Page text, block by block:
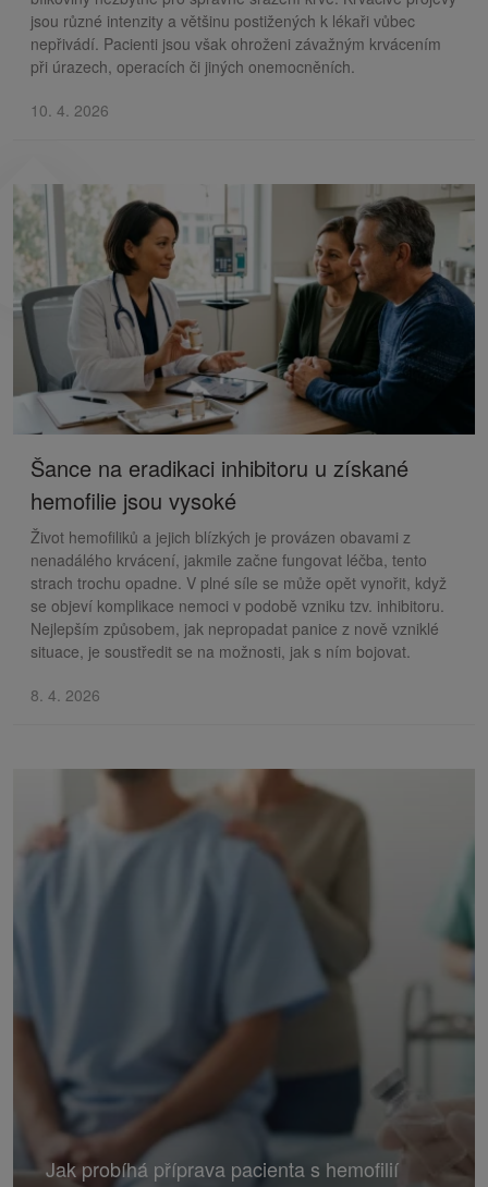
jsou různé intenzity a většinu postižených k lékaři vůbec
nepřivádí. Pacienti jsou však ohroženi závažným krvácením
při úrazech, operacích či jiných onemocněních.
10. 4. 2026
Šance na eradikaci inhibitoru u získané
hemofilie jsou vysoké
Život hemofiliků a jejich blízkých je provázen obavami z
nenadálého krvácení, jakmile začne fungovat léčba, tento
strach trochu opadne. V plné síle se může opět vynořit, když
se objeví komplikace nemoci v podobě vzniku tzv. inhibitoru.
Nejlepším způsobem, jak nepropadat panice z nově vzniklé
situace, je soustředit se na možnosti, jak s ním bojovat.
8. 4. 2026
Jak probíhá příprava pacienta s hemofilií